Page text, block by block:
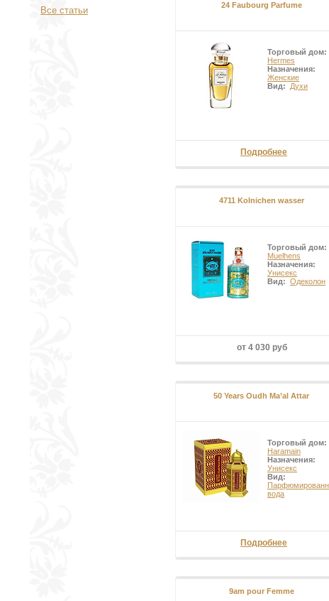
Все статьи
24 Faubourg Parfume
Торговый дом:
Hermes
Назначения:
Женские
Вид: Духи
Подробнее
4711 Kolnichen wasser
Торговый дом:
Muelhens
Назначения:
Унисекс
Вид: Одеколон
от 4 030 руб
50 Years Oudh Ma’al Attar
Торговый дом:
Haramain
Назначения:
Унисекс
Вид:
вода
Подробнее
9am pour Femme